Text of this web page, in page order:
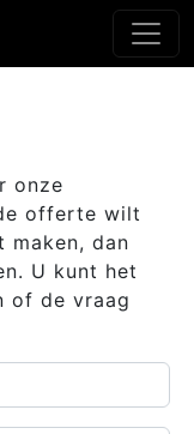
onze
offerte wilt
maken, dan
U kunt het
of de vraag